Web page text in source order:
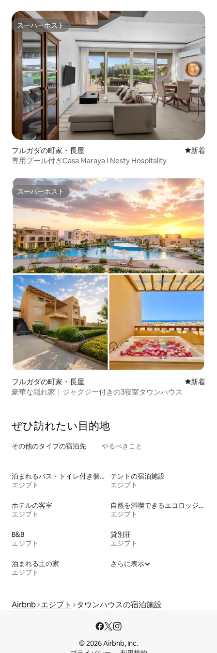
スーパーホスト
スーパーホスト
フルガダの町家・長屋 新しい宿
新着
専用プール付きCasa Maraya I Nesty Hospitality
スーパーホスト
スーパーホスト
フルガダの町家・長屋 新しい宿
新着
豪華な隠れ家｜ジャグジー付きの3寝室タウンハウス
ぜひ訪⁠れ⁠た⁠い目⁠的⁠地
その他のタ⁠イ⁠プ⁠の宿⁠泊⁠先 やるべきこと
泊まれるバス・トイレ付き個室
エジプト
テントの宿泊施設
エジプト
ホテルの客室
エジプト
自然を満喫できるエコロッジの宿泊施設
エジプト
B&B
エジプト
貸別荘
エジプト
泊まれる土の家
エジプト
さらに表示
Airbnb エジプト タウンハウスの宿泊施設
© 2026 Airbnb, Inc.